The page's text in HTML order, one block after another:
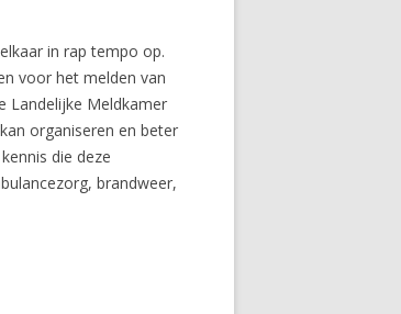
in rap tempo op.
voor het melden van
Landelijke Meldkamer
organiseren en beter
die deze
brandweer,